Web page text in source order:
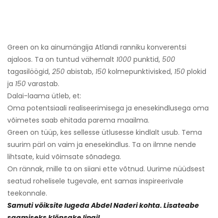
Green on ka ainumängija Atlandi ranniku konverentsi
ajaloos. Ta on tuntud vähemalt 1000 punktid, 500
tagasilöögid, 250 abistab, 150 kolmepunktivisked, 150 plokid
ja 150 varastab.
Dalai-laama ütleb, et:
Oma potentsiaali realiseerimisega ja enesekindlusega oma
võimetes saab ehitada parema maailma.
Green on tüüp, kes sellesse ütlusesse kindlalt usub. Tema
suurim pärl on vaim ja enesekindlus. Ta on ilmne nende
lihtsate, kuid võimsate sõnadega.
On rännak, mille ta on siiani ette võtnud. Uurime nüüdsest
seatud rohelisele tugevale, ent samas inspireerivale
teekonnale.
Samuti võiksite lugeda Abdel Naderi kohta. Lisateabe